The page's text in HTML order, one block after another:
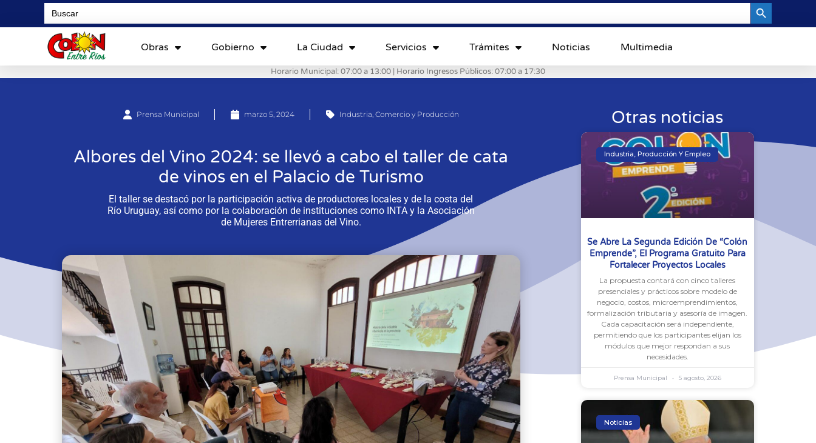
Search
for:
Obras Gobierno La Ciudad Servicios Trámites Noticias Multimedia
Horario Municipal: 07:00 a 13:00 | Horario Ingresos Públicos: 07:00 a 17:30
Prensa Municipal marzo 5, 2024 Industria, Comercio y Producción
Albores del Vino 2024: se llevó a cabo el taller de cata
de vinos en el Palacio de Turismo
El taller se destacó por la participación activa de productores locales y de la costa del
Río Uruguay, así como por la colaboración de instituciones como INTA y la Asociación
de Mujeres Entrerrianas del Vino.
Otras noticias
Industria, Producción Y Empleo
Se Abre La Segunda Edición De “Colón
Emprende”, El Programa Gratuito Para
Fortalecer Proyectos Locales
La propuesta contará con cinco talleres
presenciales y prácticos sobre modelo de
negocio, costos, microemprendimientos,
formalización tributaria y asesoría de imagen.
Cada capacitación será independiente,
permitiendo que los participantes elijan los
módulos que mejor respondan a sus
necesidades.
Prensa Municipal 5 agosto, 2026
Noticias